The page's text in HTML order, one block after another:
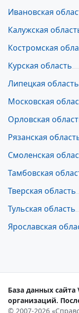
Ивановская
Калужская
Костромская
Курская область
Липецкая область
Московская
Орловская
Рязанская
Смоленская
Тамбовская
Тверская область
Тульская область
Ярославская
База данных
организаций.
© 2007-2026